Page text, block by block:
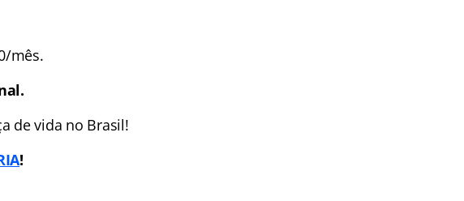
mês.
de vida no Brasil!
!